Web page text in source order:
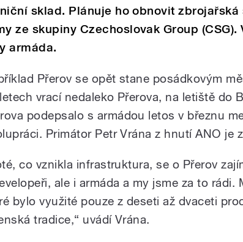
sklad. Plánuje ho obnovit
ze skupiny Czechoslovak Group
armáda.
Přerov se opět stane posádkovým
vrací nedaleko Přerova, na letiště do
podepsalo s armádou letos v březnu
Primátor Petr Vrána z hnutí ANO je
co vznikla infrastruktura, se o Přerov
ale i armáda a my jsme za to rádi.
bylo využité pouze z deseti až dvaceti
tradice,“ uvádí Vrána.